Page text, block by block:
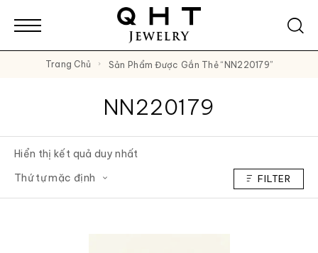
Trang Chủ Sản Phẩm Được Gắn Thẻ “NN220179”
NN220179
Hiển thị kết quả duy nhất
FILTER